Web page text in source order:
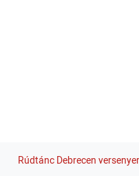
Rúdtánc Debrecen